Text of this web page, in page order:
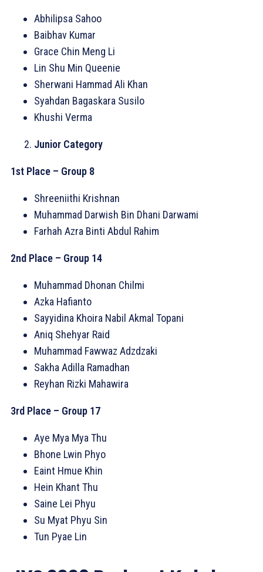
Abhilipsa Sahoo
Baibhav Kumar
Grace Chin Meng Li
Lin Shu Min Queenie
Sherwani Hammad Ali Khan
Syahdan Bagaskara Susilo
Khushi Verma
Junior Category
1st Place – Group 8
Shreeniithi Krishnan
Muhammad Darwish Bin Dhani Darwami
Farhah Azra Binti Abdul Rahim
2nd Place – Group 14
Muhammad Dhonan Chilmi
Azka Hafianto
Sayyidina Khoira Nabil Akmal Topani
Aniq Shehyar Raid
Muhammad Fawwaz Adzdzaki
Sakha Adilla Ramadhan
Reyhan Rizki Mahawira
3rd Place – Group 17
Aye Mya Mya Thu
Bhone Lwin Phyo
Eaint Hmue Khin
Hein Khant Thu
Saine Lei Phyu
Su Myat Phyu Sin
Tun Pyae Lin